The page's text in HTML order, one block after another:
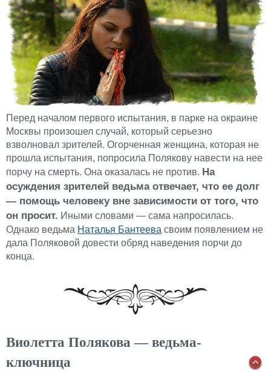
Перед началом первого испытания, в парке на окраине
Москвы произошел случай, который серьезно
взволновал зрителей. Огорченная женщина, которая не
прошла испытания, попросила Полякову навести на нее
порчу на смерть. Она оказалась не против. На
осуждения зрителей ведьма отвечает, что ее долг
— помощь человеку вне зависимости от того, что
он просит. Иными словами — сама напросилась.
Однако ведьма Наталья Бантеева своим появлением не
дала Поляковой довести обряд наведения порчи до
конца.
Виолетта Полякова — ведьма-
ключница